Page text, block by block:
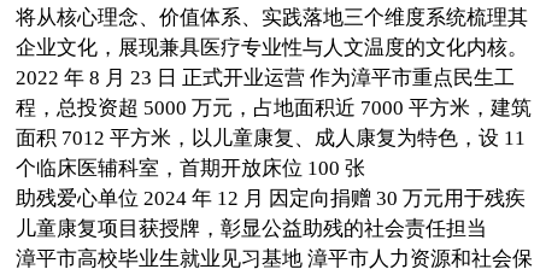
将从核心理念、价值体系、实践落地三个维度系统梳理其
企业文化，展现兼具医疗专业性与人文温度的文化内核。
2022 年 8 月 23 日 正式开业运营 作为漳平市重点民生工
程，总投资超 5000 万元，占地面积近 7000 平方米，建筑
面积 7012 平方米，以儿童康复、成人康复为特色，设 11
个临床医辅科室，首期开放床位 100 张
助残爱心单位 2024 年 12 月 因定向捐赠 30 万元用于残疾
儿童康复项目获授牌，彰显公益助残的社会责任担当
漳平市高校毕业生就业见习基地 漳平市人力资源和社会保